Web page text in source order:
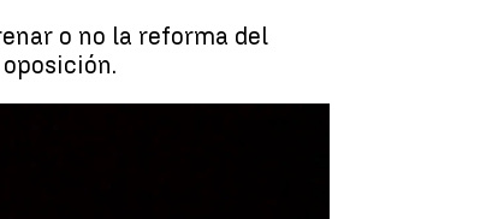
o no la reforma del